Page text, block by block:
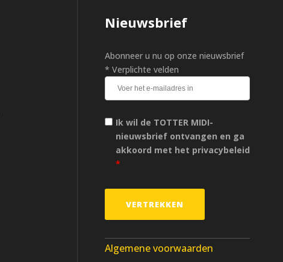
Nieuwsbrief
Abonneer u nu op onze nieuwsbrief
* Verplichte velden
Ik wil de TOTTER MIDI-
nieuwsbrief ontvangen en ga
akkoord met het privacybeleid
*
Algemene voorwaarden